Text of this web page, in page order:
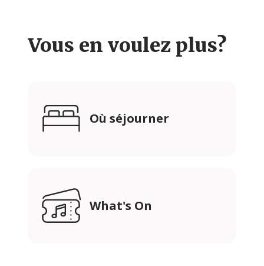
Vous en voulez plus?
Où séjourner
What's On